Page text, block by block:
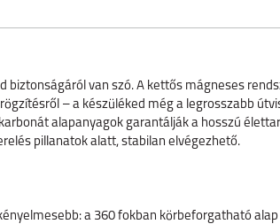
van szó. A kettős mágneses
– a készüléked még a legrosszabb
alapanyagok garantálják a hosszú
pillanatok alatt, stabilan elvégezhető.
a 360 fokban körbeforgatható